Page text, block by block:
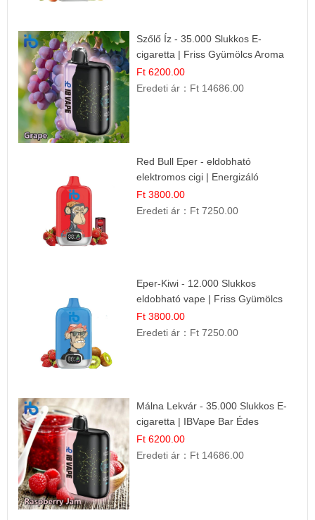
Szőlő Íz - 35.000 Slukkos E-
cigaretta | Friss Gyümölcs Aroma
Ft 6200.00
Eredeti ár： Ft 14686.00
Red Bull Eper - eldobható
elektromos cigi | Energizáló
Gyümölcs Íz
Ft 3800.00
Eredeti ár： Ft 7250.00
Eper-Kiwi - 12.000 Slukkos
eldobható vape | Friss Gyümölcs
Kombináció
Ft 3800.00
Eredeti ár： Ft 7250.00
Málna Lekvár - 35.000 Slukkos E-
cigaretta | IBVape Bar Édes
Gyümölcs Íz
Ft 6200.00
Eredeti ár： Ft 14686.00